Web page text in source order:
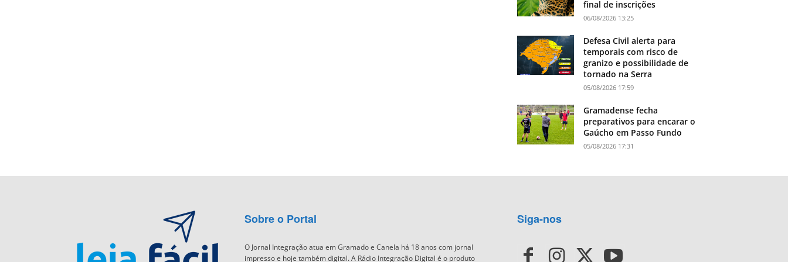
final de inscrições
06/08/2026 13:25
Defesa Civil alerta para
temporais com risco de
granizo e possibilidade de
tornado na Serra
05/08/2026 17:59
Gramadense fecha
preparativos para encarar o
Gaúcho em Passo Fundo
05/08/2026 17:31
Sobre o Portal
O Jornal Integração atua em Gramado e Canela há 18 anos com jornal
impresso e hoje também digital. A Rádio Integração Digital é o produto
Siga-nos